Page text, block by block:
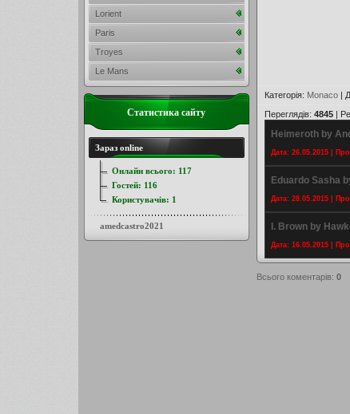
Категорія: Monaco|
Переглядів: 4845|
Heimeroth by
Дата: 26.05.2015 |
Eduardo Sasha
Дата: 28.05.2015 |
I. Brown by
Дата: 16.05.2015 |
Всього коментарів: 0
Lorient
Paris
Troyes
Le Mans
Статистика сайту
Зараз online
Онлайн всього: 117
Гостей: 116
Користувачів: 1
amedcastro2021